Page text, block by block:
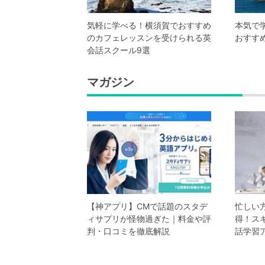
気軽に学べる！横須賀でおすすめ
のカフェレッスンを受けられる英
会話スクール9選
本気で
おすす
マガジン
【神アプリ】CMで話題のスタデ
ィサプリが怪物過ぎた｜料金や評
判・口コミを徹底解説
忙しい
得！ス
話学習